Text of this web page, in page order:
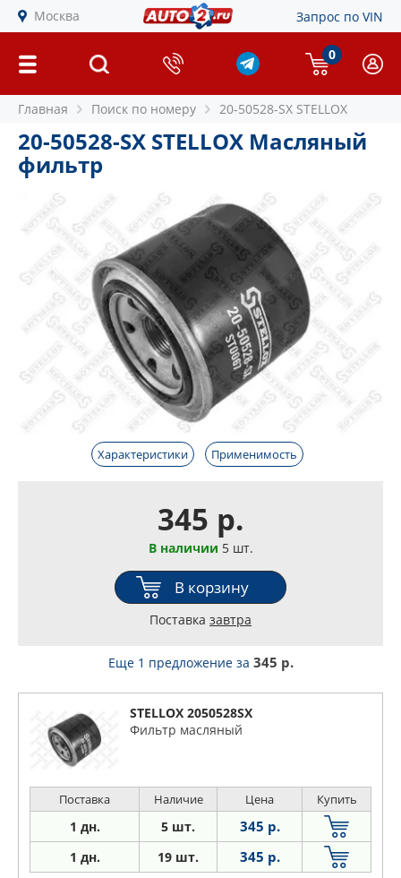
Москва Запрос по VIN
0
Главная Поиск по номеру 20-50528-SX STELLOX
20-50528-SX STELLOX Масляный
фильтр
Характеристики Применимость
345 р.
В наличии 5 шт.
В корзину
Поставка завтра
Еще 1 предложение за 345 р.
STELLOX 2050528SX
Фильтр масляный
Поставка Наличие Цена Купить
1 дн. 5 шт. 345 р.
1 дн. 19 шт. 345 р.